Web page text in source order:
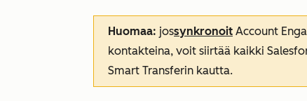
Huomaa: jossynkronoit Account
kontakteina, voit siirtää kaikki
Smart Transferin kautta.